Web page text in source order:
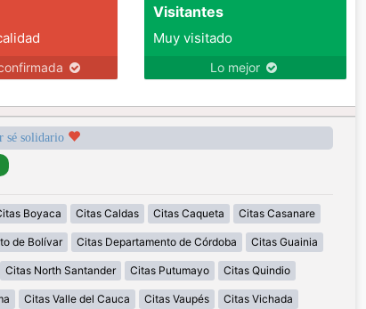
Visitantes
Muy visitado
Lo mejor
sé solidario
Boyaca Citas Caldas Citas Caqueta Citas Casanare
de Bolívar Citas Departamento de Córdoba Citas Guainia
Citas North Santander Citas Putumayo Citas Quindio
Citas Valle del Cauca Citas Vaupés Citas Vichada